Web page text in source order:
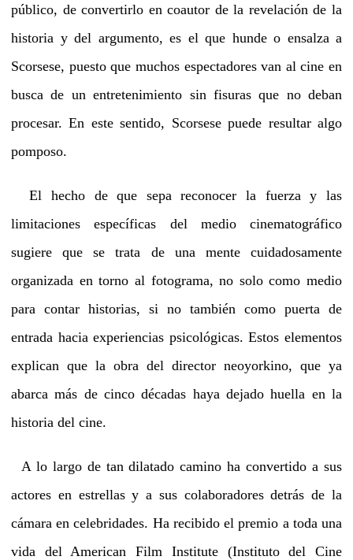
público, de convertirlo en coautor de la revelación de la
historia y del argumento, es el que hunde o ensalza a
Scorsese, puesto que muchos espectadores van al cine en
busca de un entretenimiento sin fisuras que no deban
procesar. En este sentido, Scorsese puede resultar algo
pomposo.
El hecho de que sepa reconocer la fuerza y las
limitaciones específicas del medio cinematográfico
sugiere que se trata de una mente cuidadosamente
organizada en torno al fotograma, no solo como medio
para contar historias, si no también como puerta de
entrada hacia experiencias psicológicas. Estos elementos
explican que la obra del director neoyorkino, que ya
abarca más de cinco décadas haya dejado huella en la
historia del cine.
A lo largo de tan dilatado camino ha convertido a sus
actores en estrellas y a sus colaboradores detrás de la
cámara en celebridades. Ha recibido el premio a toda una
vida del American Film Institute (Instituto del Cine